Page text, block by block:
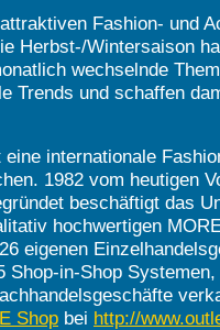
Fashion- und
Herbst-/Wintersaison
wechselnde
Trends und schaffen
internationale
1982 vom heutigen
beschäftigt das
hochwertigen
eigenen
Shop-in-Shop
Shop bei http://